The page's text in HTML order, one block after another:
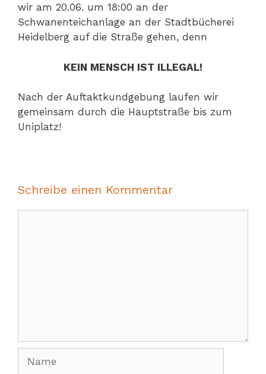
wir am 20.06. um 18:00 an der
Schwanenteichanlage an der Stadtbücherei
Heidelberg auf die Straße gehen, denn
KEIN MENSCH IST ILLEGAL!
Nach der Auftaktkundgebung laufen wir
gemeinsam durch die Hauptstraße bis zum
Uniplatz!
Schreibe einen Kommentar